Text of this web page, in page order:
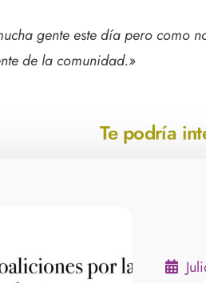
gente este día pero como
de la comunidad.»
Te podría